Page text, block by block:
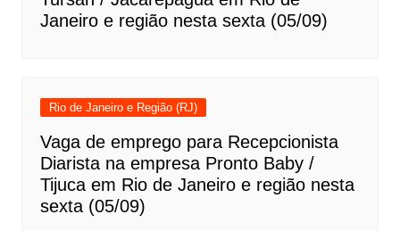
Janeiro e região nesta sexta (05/09)
Rio de Janeiro e Região (RJ)
Vaga de emprego para Recepcionista
Diarista na empresa Pronto Baby /
Tijuca em Rio de Janeiro e região nesta
sexta (05/09)